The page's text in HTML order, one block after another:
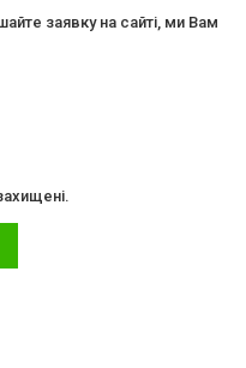
заявку на сайті, ми Вам